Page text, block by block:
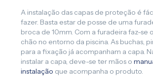
A instalação das capas de proteção é
fazer. Basta estar de posse de uma
broca de 10mm. Com a furadeira faz-se
chão no entorno da piscina. As buchas,
para a fixação já acompanham a capa.
instalar a capa, deve-se ter mãos o
instalação que acompanha o produto.